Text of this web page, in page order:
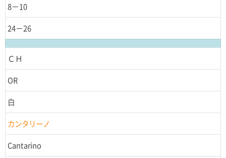
8－10
24－26
ＣＨ
OR
白
カンタリーノ
Cantarino